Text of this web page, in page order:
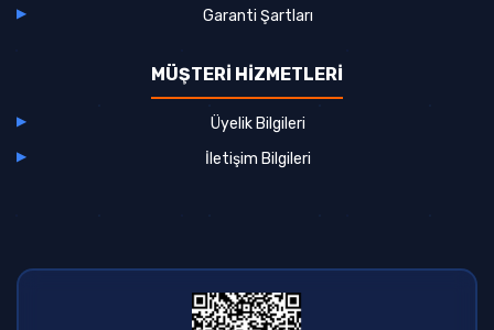
Garanti Şartları
MÜŞTERİ HİZMETLERİ
Üyelik Bilgileri
İletişim Bilgileri